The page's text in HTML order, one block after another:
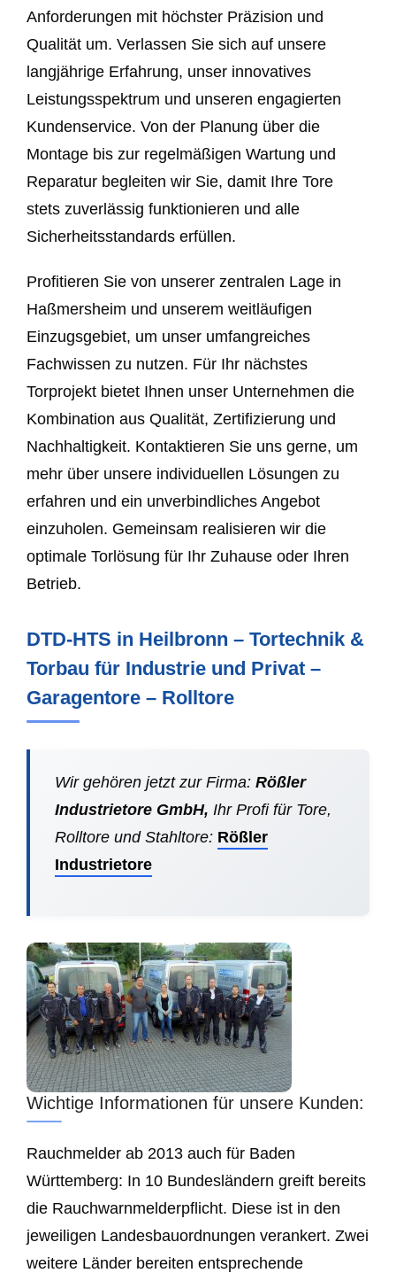
Anforderungen mit höchster Präzision und
Qualität um. Verlassen Sie sich auf unsere
langjährige Erfahrung, unser innovatives
Leistungsspektrum und unseren engagierten
Kundenservice. Von der Planung über die
Montage bis zur regelmäßigen Wartung und
Reparatur begleiten wir Sie, damit Ihre Tore
stets zuverlässig funktionieren und alle
Sicherheitsstandards erfüllen.
Profitieren Sie von unserer zentralen Lage in
Haßmersheim und unserem weitläufigen
Einzugsgebiet, um unser umfangreiches
Fachwissen zu nutzen. Für Ihr nächstes
Torprojekt bietet Ihnen unser Unternehmen die
Kombination aus Qualität, Zertifizierung und
Nachhaltigkeit. Kontaktieren Sie uns gerne, um
mehr über unsere individuellen Lösungen zu
erfahren und ein unverbindliches Angebot
einzuholen. Gemeinsam realisieren wir die
optimale Torlösung für Ihr Zuhause oder Ihren
Betrieb.
DTD-HTS in Heilbronn – Tortechnik &
Torbau für Industrie und Privat –
Garagentore – Rolltore
Wir gehören jetzt zur Firma: Rößler
Industrietore GmbH, Ihr Profi für Tore,
Rolltore und Stahltore: Rößler
Industrietore
Wichtige Informationen für unsere Kunden:
Rauchmelder ab 2013 auch für Baden
Württemberg: In 10 Bundesländern greift bereits
die Rauchwarnmelderpflicht. Diese ist in den
jeweiligen Landesbauordnungen verankert. Zwei
weitere Länder bereiten entsprechende